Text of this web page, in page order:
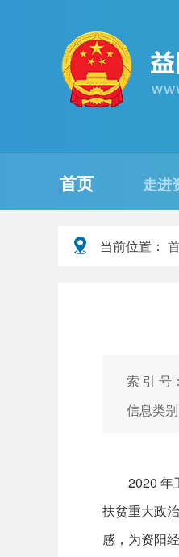
首页 走进
当前位置：
索 引 号
信息类
2020 年
扶贫重大政
感，为资阳